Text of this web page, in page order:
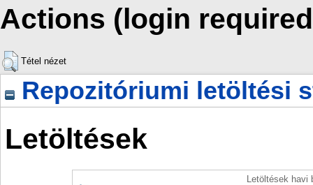
Actions (login
Tétel nézet
Repozitóriumi letöltési
Letöltések
Letöltések havi